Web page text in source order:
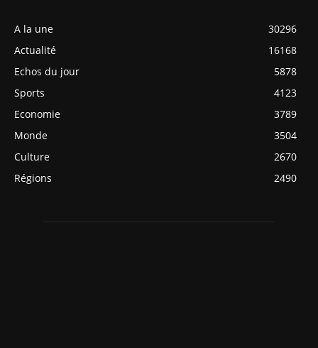
A la une
30296
Actualité
16168
Echos du jour
5878
Sports
4123
Economie
3789
Monde
3504
Culture
2670
Régions
2490